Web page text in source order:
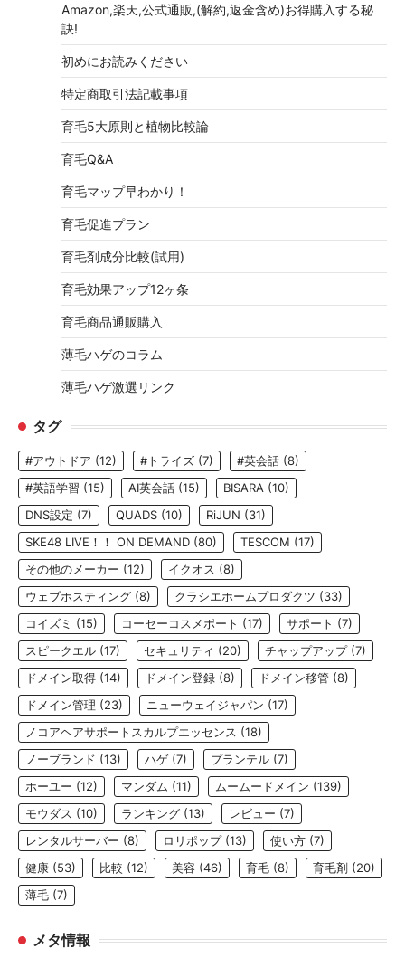
Amazon,楽天,公式通販,(解約,返金含め)お得購入する秘
訣!
初めにお読みください
特定商取引法記載事項
育毛5大原則と植物比較論
育毛Q&A
育毛マップ早わかり！
育毛促進プラン
育毛剤成分比較(試用)
育毛効果アップ12ヶ条
育毛商品通販購入
薄毛ハゲのコラム
薄毛ハゲ激選リンク
タグ
#アウトドア (12) #トライズ (7) #英会話 (8)
#英語学習 (15) AI英会話 (15) BISARA (10)
DNS設定 (7) QUADS (10) RiJUN (31)
SKE48 LIVE！！ ON DEMAND (80) TESCOM (17)
その他のメーカー (12) イクオス (8)
ウェブホスティング (8) クラシエホームプロダクツ (33)
コイズミ (15) コーセーコスメポート (17) サポート (7)
スピークエル (17) セキュリティ (20) チャップアップ(7)
ドメイン取得 (14) ドメイン登録 (8) ドメイン移管 (8)
ドメイン管理 (23) ニューウェイジャパン (17)
ノコアヘアサポートスカルプエッセンス (18)
ノーブランド (13) ハゲ (7) プランテル (7)
ホーユー (12) マンダム (11) ムームードメイン (139)
モウダス (10) ランキング (13) レビュー (7)
レンタルサーバー (8) ロリポップ(13) 使い方 (7)
健康 (53) 比較 (12) 美容 (46) 育毛 (8) 育毛剤 (20)
薄毛 (7)
メタ情報